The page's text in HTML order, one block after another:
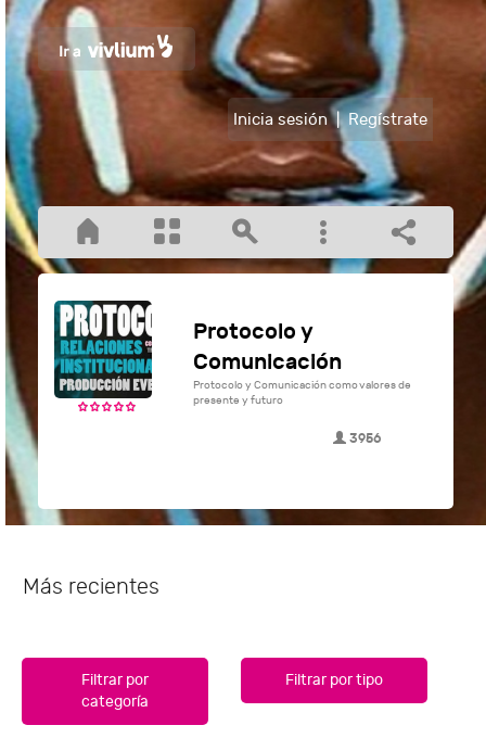
Inicia sesión | Regístrate
Protocolo y
Comunicación
Protocolo y Comunicación como valores de
presente y futuro
3956
Más recientes
Filtrar por
categoría
Filtrar por tipo